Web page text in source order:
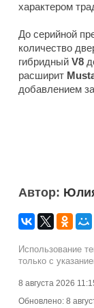
характером
До серийной
количество
гибридный V8
расширит
добавлением
Автор:
Использование
только с
8 августа 2026
Обновлено: 8